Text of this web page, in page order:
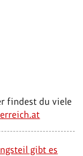
findest du viele
gibt es